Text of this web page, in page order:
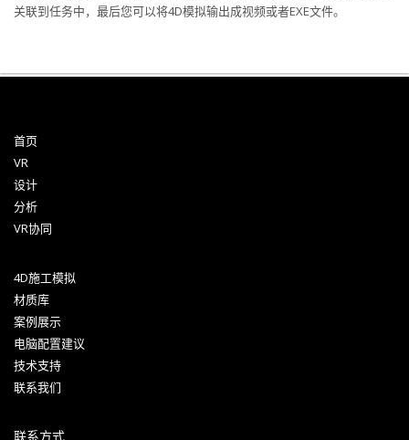
关联到任务中，最后您可以将4D模拟输出成视频或者EXE文件。
首页
VR
设计
分析
VR协同
4D施工模拟
材质库
案例展示
电脑配置建议
技术支持
联系我们
联系方式